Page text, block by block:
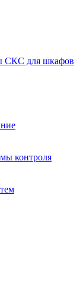
СКС для шкафов
контроля